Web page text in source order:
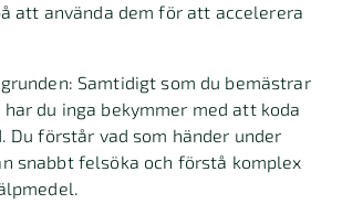
att använda dem för att accelerera
Samtidigt som du bemästrar
du inga bekymmer med att koda
Du förstår vad som händer under
snabbt felsöka och förstå komplex